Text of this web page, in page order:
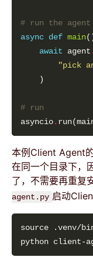
# run the
async def main
await agent .
"pick
# run
asyncio.
本例Client Agent
在同一个目录下，
了，不需要再重复
agent.py 启动